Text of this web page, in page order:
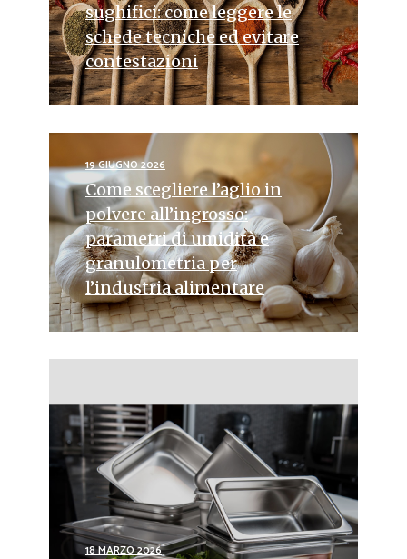
sughifici: come leggere le
schede tecniche ed evitare
contestazioni
19 GIUGNO 2026
Come scegliere l’aglio in
polvere all’ingrosso:
parametri di umidità e
granulometria per
l’industria alimentare
18 MARZO 2026